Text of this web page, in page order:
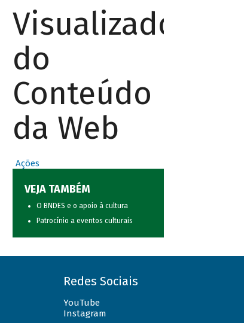
Visualizador
do
Conteúdo
da Web
Ações
VEJA TAMBÉM
O BNDES e o apoio à cultura
Patrocínio a eventos culturais
Redes Sociais
YouTube
Instagram